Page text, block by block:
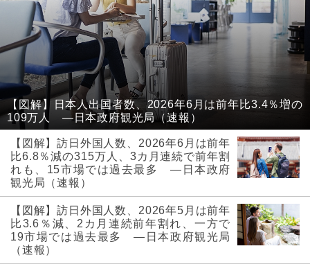
【図解】日本人出国者数、2026年6月は前年比3.4％増の
109万人 ―日本政府観光局（速報）
【図解】訪日外国人数、2026年6月は前年
比6.8％減の315万人、3カ月連続で前年割
れも、15市場では過去最多 ―日本政府
観光局（速報）
【図解】訪日外国人数、2026年5月は前年
比3.6％減、2カ月連続前年割れ、一方で
19市場では過去最多 ―日本政府観光局
（速報）